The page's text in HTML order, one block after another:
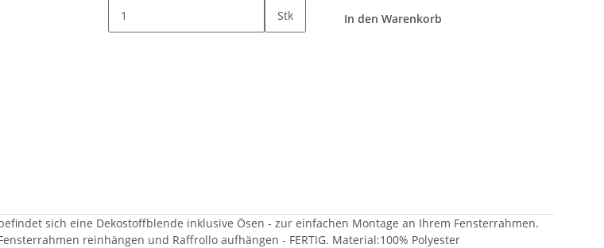
Stk In den Warenkorb
sich eine Dekostoffblende inklusive Ösen - zur einfachen Montage an Ihrem Fensterrahmen.
reinhängen und Raffrollo aufhängen - FERTIG. Material:100% Polyester